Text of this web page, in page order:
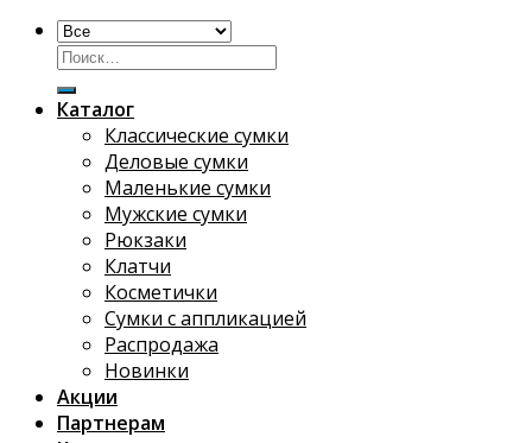
Искать:
Каталог
Классические сумки
Деловые сумки
Маленькие сумки
Мужские сумки
Рюкзаки
Клатчи
Косметички
Сумки с аппликацией
Распродажа
Новинки
Акции
Партнерам